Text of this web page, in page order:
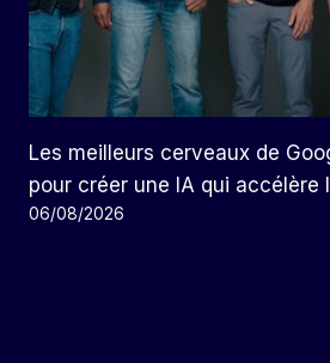
Les meilleurs cerveaux de
pour créer une IA qui accélère
06/08/2026